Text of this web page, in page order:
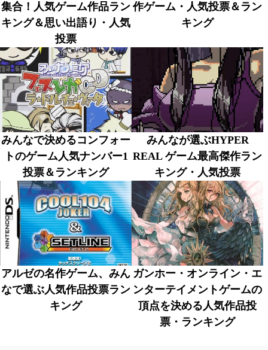
集合！人気ゲーム作品ラン
キング＆思い出語り・人気
投票
作ゲーム・人気投票＆ラン
キング
みんなで決めるコンフォー
トのゲーム人気ナンバー1
投票＆ランキング
みんなが選ぶHYPER
REAL ゲーム最高傑作ラン
キング・人気投票
アルゼの名作ゲーム、みん
なで選ぶ人気作品投票ラン
キング
ガンホー・オンライン・エ
ンターテイメントゲームの
頂点を決める人気作品投
票・ランキング